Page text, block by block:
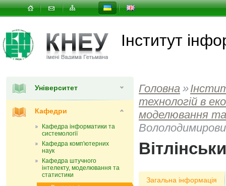
Інститут
Університет
Кафедри
Кафедра інформатики та
системології
Кафедра комп'ютерних
наук
Кафедра штучного
інтелекту, моделювання та
статистики
Головна »
технологій в
моделювання
Загальна інформація